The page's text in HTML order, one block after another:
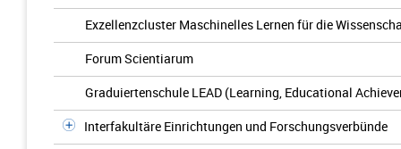
Exzellenzcluster Maschinelles Lernen für die
Forum Scientiarum
Graduiertenschule LEAD (Learning, Educational
Interfakultäre Einrichtungen und Forschungsverbünde